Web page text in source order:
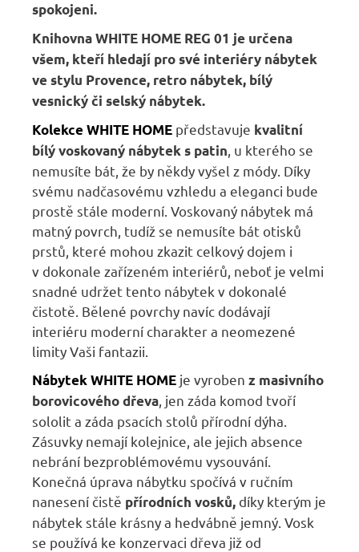
spokojeni.
KnihovnaWHITE HOME REG 01 je určena
všem, kteří hledají pro své interiéry nábytek
ve stylu Provence, retro nábytek, bílý
vesnický či selský nábytek.
Kolekce WHITE HOME představuje kvalitní
bílý voskovaný nábytek s patin, u kterého se
nemusíte bát, že by někdy vyšel z módy. Díky
svému nadčasovému vzhledu a eleganci bude
prostě stále moderní. Voskovaný nábytek má
matný povrch, tudíž se nemusíte bát otisků
prstů, které mohou zkazit celkový dojem i
v dokonale zařízeném interiérů, neboť je velmi
snadné udržet tento nábytek v dokonalé
čistotě. Bělené povrchy navíc dodávají
interiéru moderní charakter a neomezené
limity Vaši fantazii.
Nábytek WHITE HOME je vyroben z masivního
borovicového dřeva, jen záda komod tvoří
sololit a záda psacích stolů přírodní dýha.
Zásuvky nemají kolejnice, ale jejich absence
nebrání bezproblémovému vysouvání.
Konečná úprava nábytku spočívá v ručním
nanesení čistě přírodních vosků,díky kterým je
nábytek stále krásny a hedvábně jemný. Vosk
se používá ke konzervaci dřeva již od